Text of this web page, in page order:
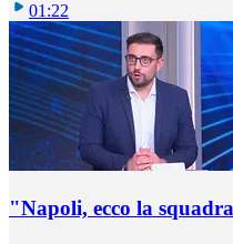
01:22
"Napoli, ecco la